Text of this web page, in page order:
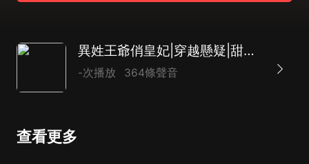
異姓王爺俏皇妃|穿越懸疑|甜寵權謀
-次播放 364條聲音
查看更多